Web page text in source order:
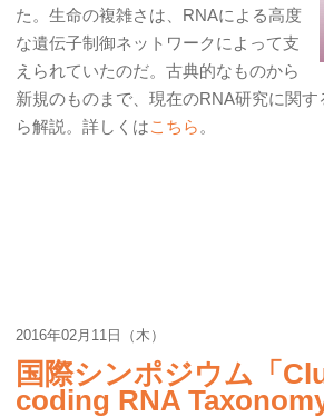
た。生命の複雑さは、RNAによる高度
な遺伝子制御ネットワークによって支
えられていたのだ。古典的なものから
新規のものまで、現在のRNA研究に関
ら解説。詳しくはこちら 。
2016年02月11日（木）
国際シンポジウム「
coding RNA